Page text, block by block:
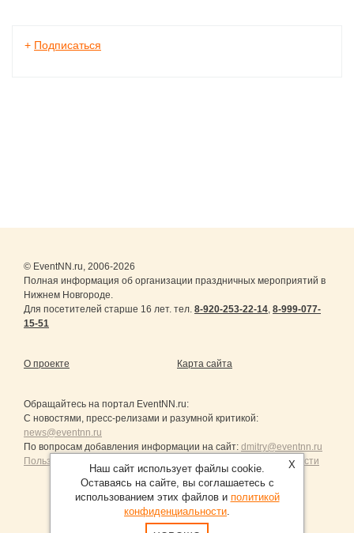
+ Подписаться
© EventNN.ru, 2006-2026
Полная информация об организации праздничных мероприятий в
Нижнем Новгороде.
Для посетителей старше 16 лет. тел. 8-920-253-22-14, 8-999-077-
15-51
О проекте Карта сайта
Обращайтесь на портал EventNN.ru:
С новостями, пресс-релизами и разумной критикой:
news@eventnn.ru
По вопросам добавления информации на сайт: dmitry@eventnn.ru
Пользовательское Соглашение и политика конфиденциальности
Продвижение сайтов Санкт-Петербург
X
Наш сайт использует файлы cookie.
Оставаясь на сайте, вы соглашаетесь с
использованием этих файлов и политикой
конфиденциальности.